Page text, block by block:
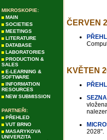
MIKROSKOPIE:
MAIN
SOCIETIES
MEETINGS
LITERATURE
DATABASE
LABORATORIES
PRODUCTION &
SALES
E-LEARNING &
SOFTWARE
INFORMATION
RESOURCES
NEW SUBMISSION
PARTNEŘI:
PŘEHLED
VUT BRNO
MASARYKOVA
UNIVERZITA
ČERVEN
KVĚTEN
2028".